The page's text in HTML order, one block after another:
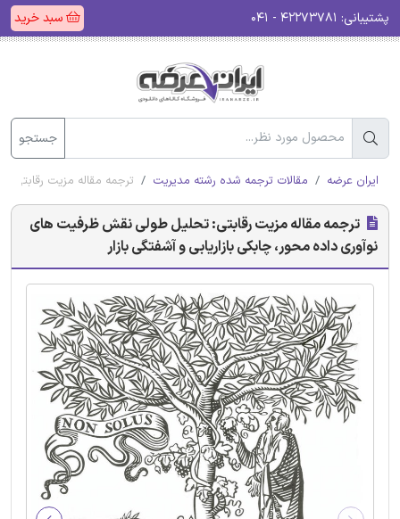
پشتیبانی: سبد خرید
جستجو
ایران عرضه مقالات ترجمه شده رشته مدیریت ترجمه مقاله مزیت رقابتی:
ترجمه مقاله مزیت رقابتی: تحلیل طولی نقش ظرفیت های
نوآوری داده محور، چابکی بازاریابی و آشفتگی بازار